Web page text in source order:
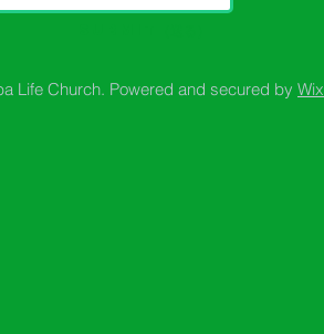
Life Church. Powered and secured by Wix